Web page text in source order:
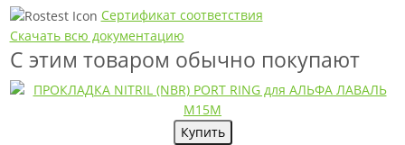
Сертификат соответствия
Скачать всю документацию
С этим товаром обычно покупают
Купить